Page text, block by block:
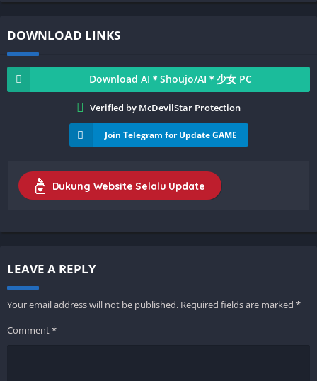
DOWNLOAD LINKS
Download AI＊Shoujo/AI＊少女 PC
Verified by McDevilStar Protection
Join Telegram for Update GAME
Dukung Website Selalu Update
LEAVE A REPLY
Your email address will not be published. Required fields are marked *
Comment*